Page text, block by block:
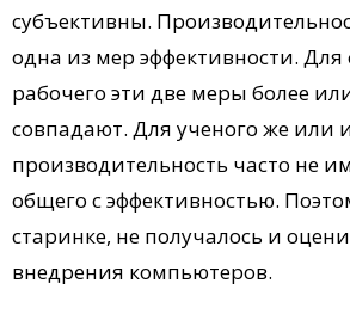
субъективны.
одна из мер эффективности.
рабочего эти две меры более
совпадают. Для ученого же или
производительность часто не
общего с эффективностью.
старинке, не получалось и
внедрения компьютеров.